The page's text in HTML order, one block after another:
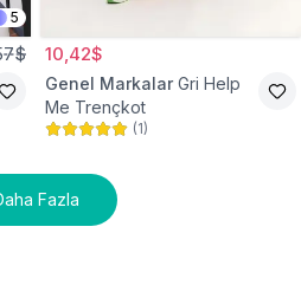
5
10,42$
Genel Markalar Gri Help
Me Trençkot
(1)
Fazla